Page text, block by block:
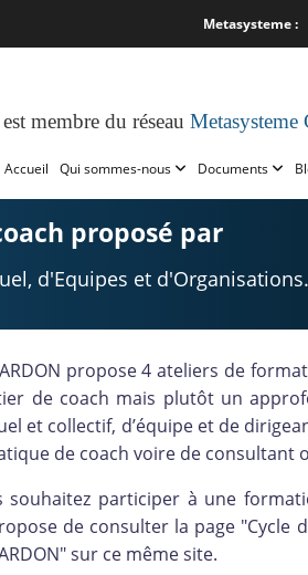
Metasysteme :
membre du réseau Metasysteme
Accueil Qui sommes-nous Documents
proposé par
d'Equipes et d'Organisations.
propose 4 ateliers de
de coach mais plutôt un
et collectif, d’équipe et de
de coach voire de consultant
souhaitez participer à une
de consulter la page "Cycle
sur ce même site.